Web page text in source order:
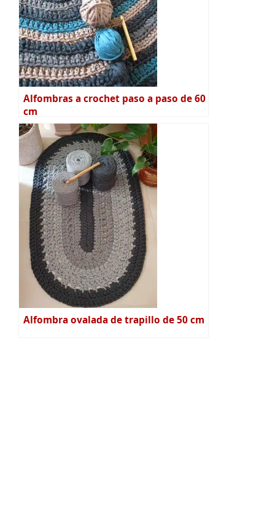
Alfombras a crochet paso a paso de 60
cm
Alfombra ovalada de trapillo de 50 cm